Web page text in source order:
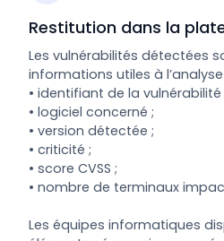
Restitution dans la
Les vulnérabilités détectées
informations utiles à l’analyse
• identifiant de la vulnérabilité
• logiciel concerné ;
• version détectée ;
• criticité ;
• score CVSS ;
• nombre de terminaux
Les équipes informatiques